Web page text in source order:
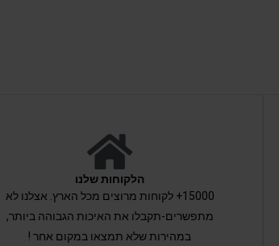
הלקוחות שלנו
15000+ לקוחות מרוצים מכל הארץ. אצלנו לא
מתפשרים-תקבלו את האיכות הגבוהה ביותר,
במהירות שלא תמצאו במקום אחר !